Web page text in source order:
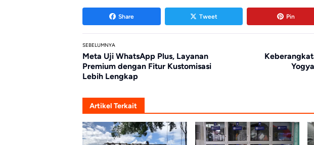
Share Tweet Pin
SEBELUMNYA
Meta Uji WhatsApp Plus, Layanan
Premium dengan Fitur Kustomisasi
Lebih Lengkap
Artikel Terkait